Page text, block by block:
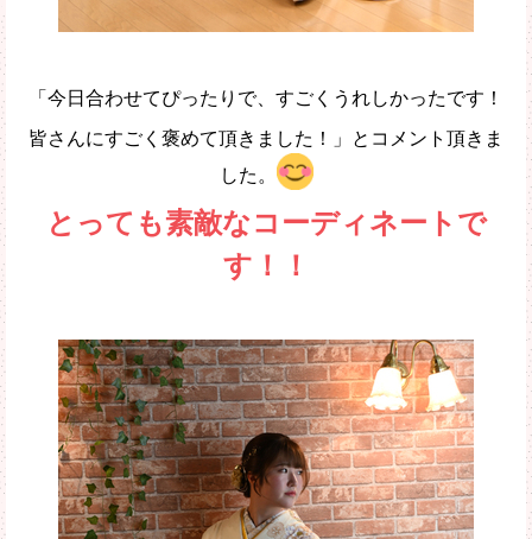
「今日合わせてぴったりで、すごくうれしかったです！
皆さんにすごく褒めて頂きました！」とコメント頂きま
した。
とっても素敵なコーディネートで
す！！